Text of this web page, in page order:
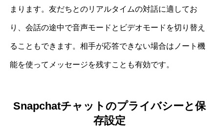
まります。友だちとのリアルタイムの対話に適してお
り、会話の途中で音声モードとビデオモードを切り替え
ることもできます。相手が応答できない場合はノート機
能を使ってメッセージを残すことも有効です。
Snapchatチャットのプライバシーと保
存設定